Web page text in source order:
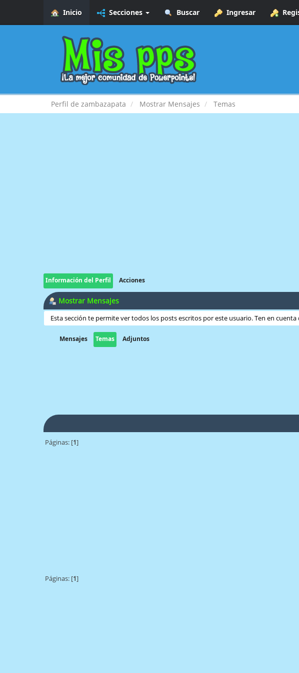
Inicio Secciones Buscar Ingresar
Perfil de zambazapata Mostrar Mensajes Temas
Información del Perfil Acciones
Mostrar Mensajes
Esta sección te permite ver todos los posts escritos por este usuario. Ten en
Mensajes Temas Adjuntos
Páginas: [1]
Páginas: [1]